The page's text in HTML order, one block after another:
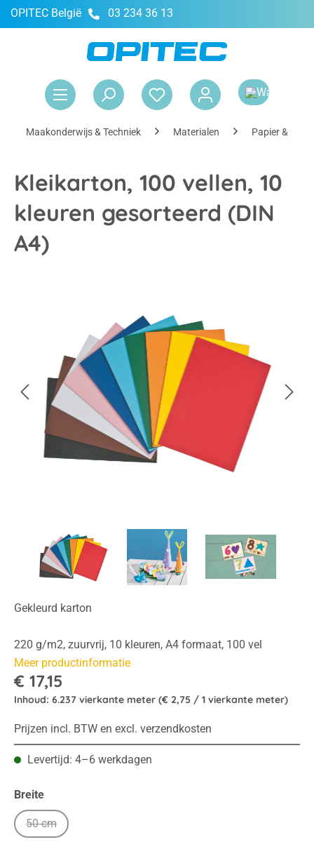
OPITEC België 03 234 36 13
Maakonderwijs & Techniek Materialen Papier &
Kleikarton, 100 vellen, 10
kleuren gesorteerd (DIN
A4)
Gekleurd karton
220 g/m2, zuurvrij, 10 kleuren, A4 formaat, 100 vel
Meer productinformatie
€ 17,15
Inhoud: 6.237 vierkante meter (€ 2,75 / 1 vierkante meter)
Prijzen incl. BTW en excl. verzendkosten
Levertijd: 4–6 werkdagen
Selecteer
Breite
50 cm(Deze optie is momenteel niet beschikbaar.)